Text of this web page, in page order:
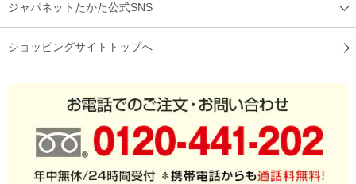
蓋がもう少し楽にしまると良い
ふっくらな炊き上がりです！葢をするのに少し力が要るかな？
と思いました。
（ 京都府50代I.R様
ジャパネットたかた公式SNS
ショッピングサイトトップへ